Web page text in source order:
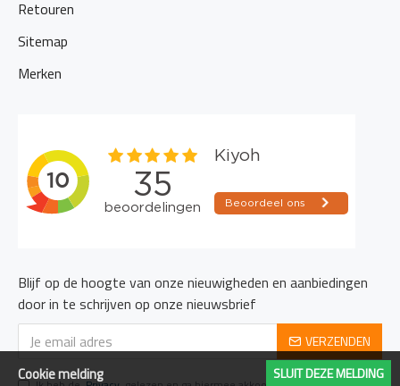
Retouren
Sitemap
Merken
Blijf op de hoogte van onze nieuwigheden en aanbiedingen
door in te schrijven op onze nieuwsbrief
VERZENDEN
SLUIT DEZE MELDING
Cookie melding